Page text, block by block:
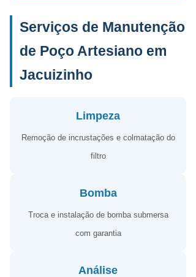
Serviços de Manutenção
de Poço Artesiano em
Jacuizinho
Limpeza
Remoção de incrustações e colmatação do
filtro
Bomba
Troca e instalação de bomba submersa
com garantia
Análise